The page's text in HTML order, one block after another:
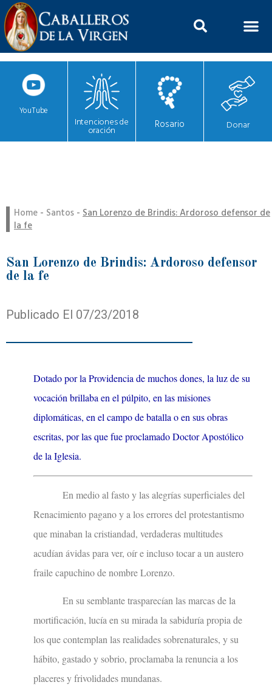
YouTube
Intenciones de
oración Rosario Donar
Home - Santos - San Lorenzo de Brindis: Ardoroso defensor de
la fe
San Lorenzo de Brindis: Ardoroso defensor
de la fe
Publicado El 07/23/2018
Dotado por la Providencia de muchos dones, la luz de su
vocación brillaba en el púlpito, en las misiones
diplomáticas, en el campo de batalla o en sus obras
escritas, por las que fue proclamado Doctor Apostólico
de la Iglesia.
En medio al fasto y las alegrías superficiales del
Renacimiento pagano y a los errores del protestantismo
que minaban la cristiandad, verdaderas multitudes
acudían ávidas para ver, oír e incluso tocar a un austero
fraile capuchino de nombre Lorenzo.
En su semblante trasparecían las marcas de la
mortificación, lucía en su mirada la sabiduría propia de
los que contemplan las realidades sobrenaturales, y su
hábito, gastado y sobrio, proclamaba la renuncia a los
placeres y frivolidades mundanas.